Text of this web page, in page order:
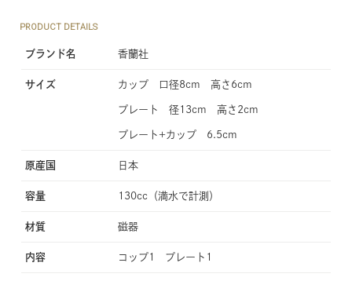
PRODUCT DETAILS
ブランド名 香蘭社
サイズ カップ 口径8cm 高さ6cm
プレート 径13cm 高さ2cm
プレート+カップ 6.5cm
原産国 日本
容量 130cc（満水で計測）
材質 磁器
内容 コップ1 プレート1